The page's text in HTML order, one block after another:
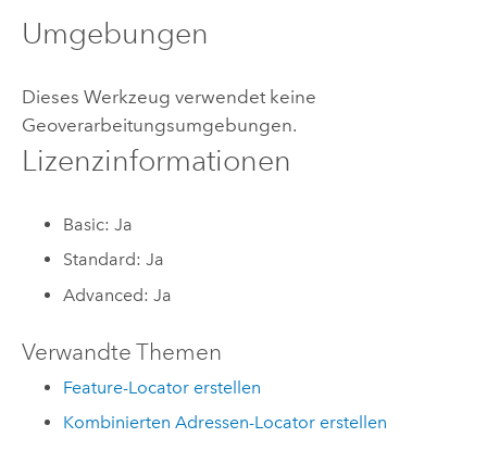
Umgebungen
Dieses Werkzeug verwendet keine
Geoverarbeitungsumgebungen.
Lizenzinformationen
Basic: Ja
Standard: Ja
Advanced: Ja
Verwandte Themen
Feature-Locator erstellen
Kombinierten Adressen-Locator erstellen